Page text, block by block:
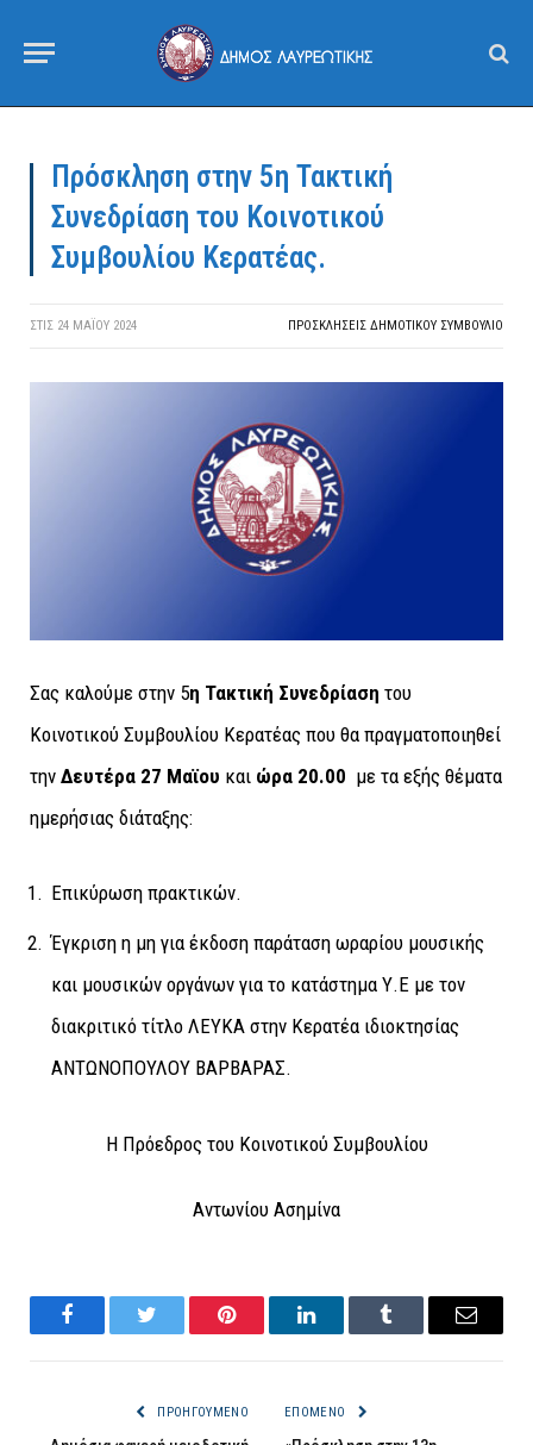
Πρόσκληση στην 5η Τακτική
Συνεδρίαση του Κοινοτικού
Συμβουλίου Κερατέας.
ΣΤΙΣ 24 ΜΑΪ́ΟΥ 2024 ΠΡΟΣΚΛΉΣΕΙΣ ΔΗΜΟΤΙΚΟΎ ΣΥΜΒΟΎΛΙΟ
Σας καλούμε στην 5η Τακτική Συνεδρίαση του
Κοινοτικού Συμβουλίου Κερατέας που θα πραγματοποιηθεί
την Δευτέρα 27 Μαϊου και ώρα 20.00 με τα εξής θέματα
ημερήσιας διάταξης:
Επικύρωση πρακτικών.
Έγκριση η μη για έκδοση παράταση ωραρίου μουσικής
και μουσικών οργάνων για το κατάστημα Υ.Ε με τον
διακριτικό τίτλο ΛΕΥΚΑ στην Κερατέα ιδιοκτησίας
ΑΝΤΩΝΟΠΟΥΛΟΥ ΒΑΡΒΑΡΑΣ.
Η Πρόεδρος του Κοινοτικού Συμβουλίου
Αντωνίου Ασημίνα
FacebookTwitter Pinterest LinkedInTumblr Email
ΠΡΟΗΓΟΎΜΕΝΟ ΕΠΌΜΕΝΟ